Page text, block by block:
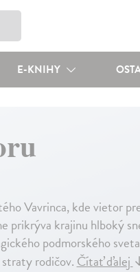
E-KNIHY
Vavrinca, kde vietor
prikrýva krajinu hlboký
podmorského
straty rodičov.Čítať ďalej